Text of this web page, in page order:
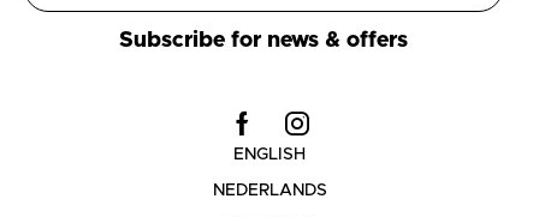
Subscribe for news & offers
ENGLISH
NEDERLANDS